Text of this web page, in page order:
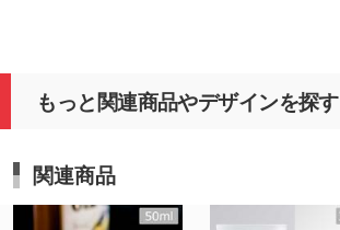
もっと関連商品やデザインを探す
関連商品